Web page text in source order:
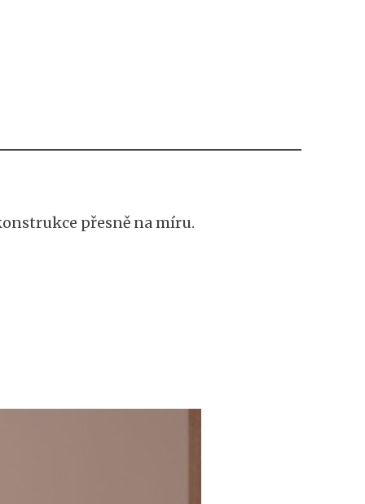
přesně na míru.